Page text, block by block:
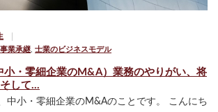
事業承継 士業のビジネスモデル
小・零細企業のM&A）業務のやりがい、将
して…
中小・零細企業のM&Aのことです。 こんにち